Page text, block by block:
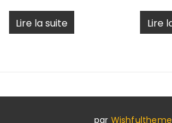
Lire la suite Lire
par